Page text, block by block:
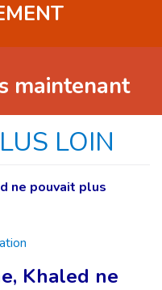
maintenant
LOIN
Khaled ne